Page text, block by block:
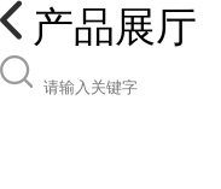
产品展厅